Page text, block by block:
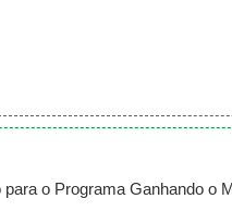
o Programa Ganhando o